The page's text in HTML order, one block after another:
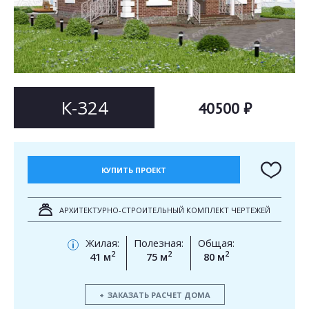
К-324 40500 ₽
КУПИТЬ ПРОЕКТ
АРХИТЕКТУРНО-СТРОИТЕЛЬНЫЙ КОМПЛЕКТ ЧЕРТЕЖЕЙ
i
Жилая:
41 м2
Полезная:
75 м2
Общая:
80 м2
ЗАКАЗАТЬ РАСЧЕТ ДОМА
Согласен на обработку персональных данных
ОТПРАВИТЬ
Согласен на обработку персональных данных
This site is protected by reCAPTCHA and the GooglePrivacy Policyand
Terms of Service
apply.